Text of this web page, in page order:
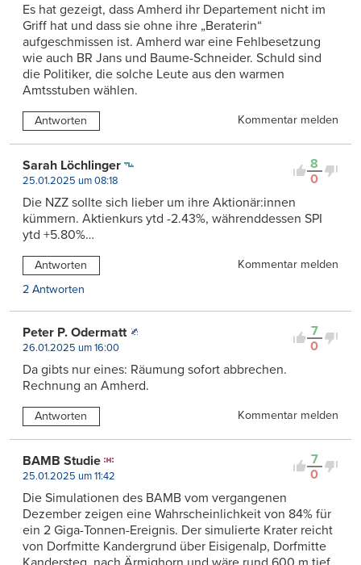
Es hat gezeigt, dass Amherd ihr Departement nicht im
Griff hat und dass sie ohne ihre „Beraterin“
aufgeschmissen ist. Amherd war eine Fehlbesetzung
wie auch BR Jans und Baume-Schneider. Schuld sind
die Politiker, die solche Leute aus den warmen
Amtsstuben wählen.
Antworten Kommentar melden
8
0
Sarah Löchlinger
25.01.2025 um 08:18
Die NZZ sollte sich lieber um ihre Aktionär:innen
kümmern. Aktienkurs ytd -2.43%, währenddessen SPI
ytd +5.80%…
Antworten
Kommentar melden
2 Antworten
7
0
Peter P. Odermatt
26.01.2025 um 16:00
Da gibts nur eines: Räumung sofort abbrechen.
Rechnung an Amherd.
Antworten Kommentar melden
7
0
BAMB Studie
25.01.2025 um 11:42
Die Simulationen des BAMB vom vergangenen
Dezember zeigen eine Wahrscheinlichkeit von 84% für
ein 2 Giga-Tonnen-Ereignis. Der simulierte Krater reicht
von Dorfmitte Kandergrund über Eisigenalp, Dorfmitte